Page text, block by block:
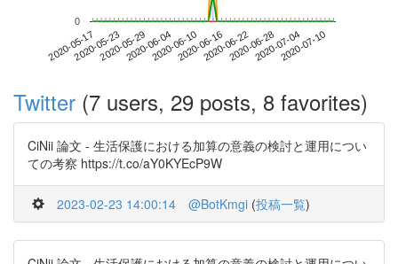
2020-05-172020-05-232020-05-292020-06-042020-06-102020-06-162020-06-222020-06-282020-07-042020-07-10
0
Twitter (7 users, 29 posts, 8 favorites)
CiNii 論文 - 生活保護における加算の意義の検討と運用につい
ての考察 https://t.co/aY0KYEcP9W
2023-02-23 14:00:14 @BotKmgi (投稿一覧)